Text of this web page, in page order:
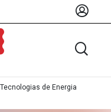
de Energia